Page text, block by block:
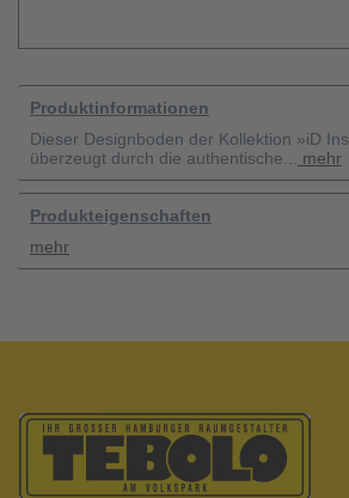
Produktinformationen
Dieser Designboden der Kollektion »iD
überzeugt durch die authentische...
mehr
Produkteigenschaften
mehr